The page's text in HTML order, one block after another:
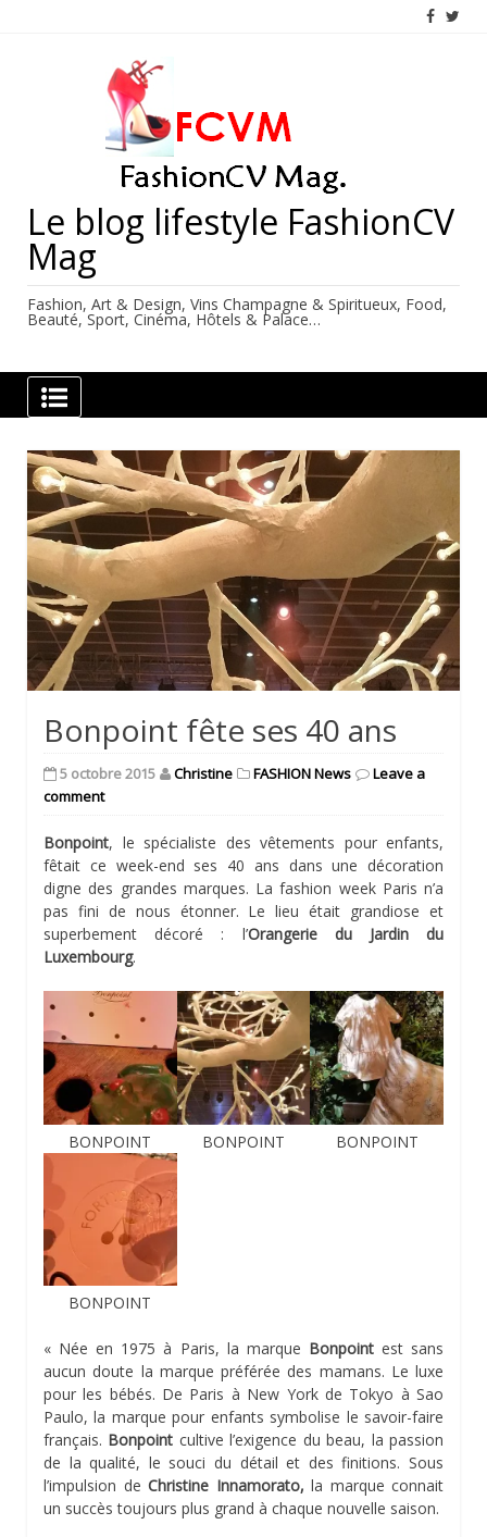
Le blog lifestyle FashionCV
Mag
Fashion, Art & Design, Vins Champagne & Spiritueux, Food,
Beauté, Sport, Cinéma, Hôtels & Palace…
Bonpoint fête ses 40 ans
5 octobre 2015 Christine FASHION News
Leave a
comment
Bonpoint, le spécialiste des vêtements pour enfants,
fêtait ce week-end ses 40 ans dans une décoration
digne des grandes marques. La fashion week Paris n’a
pas fini de nous étonner. Le lieu était grandiose et
superbement décoré : l’Orangerie du Jardin du
Luxembourg.
BONPOINT BONPOINT BONPOINT
BONPOINT
« Née en 1975 à Paris, la marque Bonpointest sans
aucun doute la marque préférée des mamans. Le luxe
pour les bébés. De Paris à New York de Tokyo à Sao
Paulo, la marque pour enfants symbolise le savoir-faire
français. Bonpoint cultive l’exigence du beau, la passion
de la qualité, le souci du détail et des finitions. Sous
l’impulsion de Christine Innamorato, la marque connait
un succès toujours plus grand à chaque nouvelle saison.